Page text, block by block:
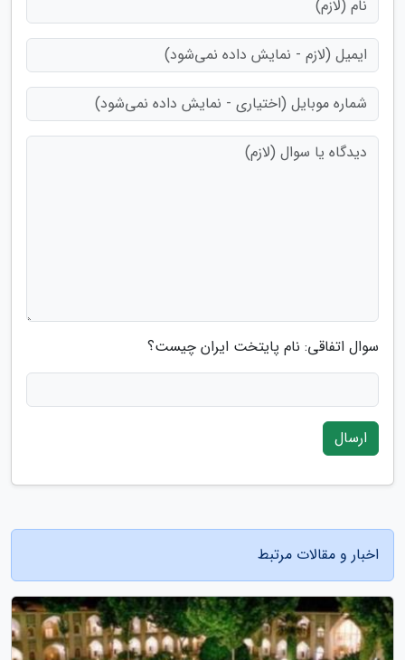
سوال اتفاقی: نام پایتخت ایران چیست؟
ارسال
اخبار و مقالات مرتبط